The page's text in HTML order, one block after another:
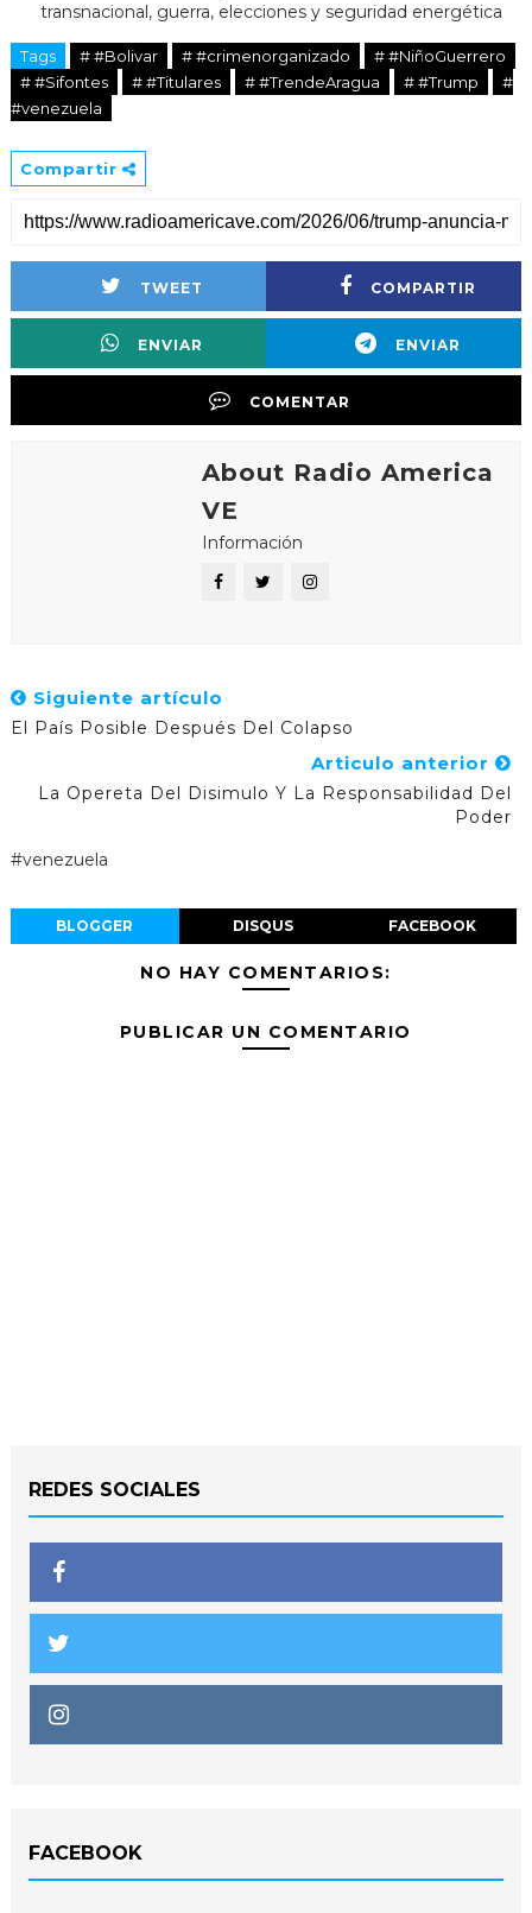
transnacional, guerra, elecciones y seguridad energética
Tags # #Bolivar # #crimenorganizado
# #NiñoGuerrero
# #Sifontes
# #Titulares # #TrendeAragua # #Trump
#
#venezuela
Compartir
TWEET COMPARTIR
ENVIAR ENVIAR
COMENTAR
About Radio America
VE
Información
Siguiente artículo
El País Posible Después Del Colapso
Articulo anterior
La Opereta Del Disimulo Y La Responsabilidad Del
Poder
#venezuela
BLOGGER DISQUS FACEBOOK
NO HAY COMENTARIOS:
PUBLICAR UN COMENTARIO
REDES SOCIALES
FACEBOOK